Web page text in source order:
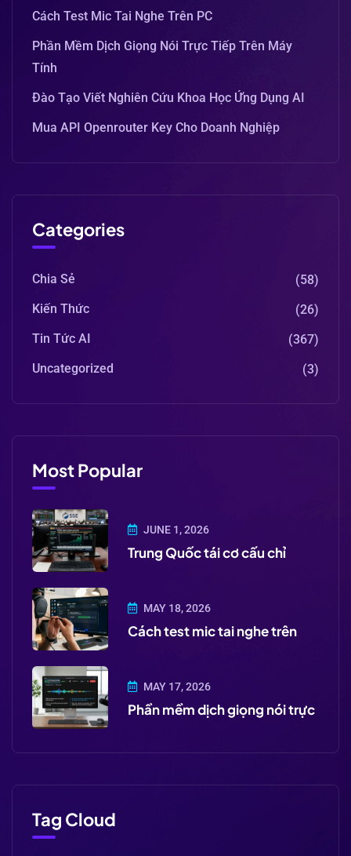
Cách Test Mic Tai Nghe Trên PC
Phần Mềm Dịch Giọng Nói Trực Tiếp Trên Máy
Tính
Đào Tạo Viết Nghiên Cứu Khoa Học Ứng Dụng AI
Mua API Openrouter Key Cho Doanh Nghiệp
Categories
Chia Sẻ
(58)
Kiến Thức
(26)
Tin Tức AI
(367)
Uncategorized
(3)
Most Popular
JUNE 1, 2026
Trung Quốc tái cơ cấu chỉ
MAY 18, 2026
Cách test mic tai nghe trên
MAY 17, 2026
Phần mềm dịch giọng nói trực
Tag Cloud